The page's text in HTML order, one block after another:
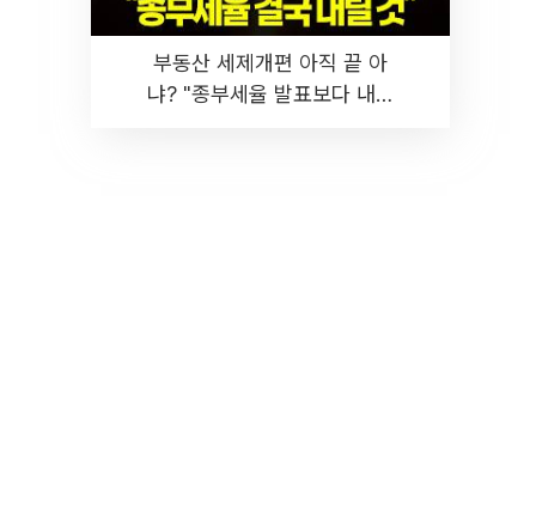
부동산 세제개편 아직 끝 아
냐? "종부세율 발표보다 내릴